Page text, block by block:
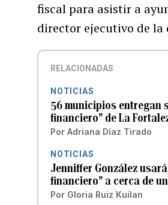
fiscal para asistir a
director ejecutivo de la
RELACIONADAS
NOTICIAS
56 municipios entregan
financiero” de La
Por Adriana Díaz Tirado
NOTICIAS
Jenniffer González
financiero” a cerca de
Por Gloria Ruiz Kuilan